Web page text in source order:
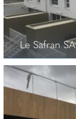
+
Le Safran
Le Safran